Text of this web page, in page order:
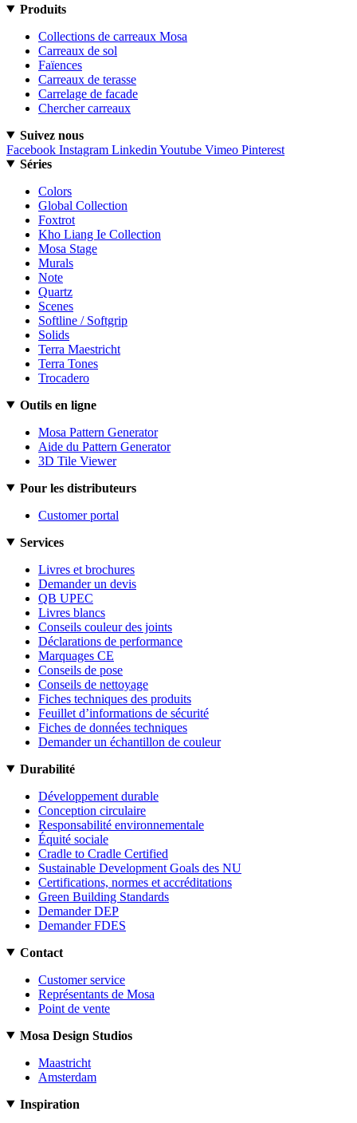
Produits
Collections de carreaux Mosa
Carreaux de sol
Faïences
Carreaux de terasse
Carrelage de facade
Chercher carreaux
Suivez nous
Facebook Instagram Linkedin Youtube Vimeo Pinterest
Séries
Colors
Global Collection
Foxtrot
Kho Liang Ie Collection
Mosa Stage
Murals
Note
Quartz
Scenes
Softline / Softgrip
Solids
Terra Maestricht
Terra Tones
Trocadero
Outils en ligne
Mosa Pattern Generator
Aide du Pattern Generator
3D Tile Viewer
Pour les distributeurs
Customer portal
Services
Livres et brochures
Demander un devis
QB UPEC
Livres blancs
Conseils couleur des joints
Déclarations de performance
Marquages CE
Conseils de pose
Conseils de nettoyage
Fiches techniques des produits
Feuillet d’informations de sécurité
Fiches de données techniques
Demander un échantillon de couleur
Durabilité
Développement durable
Conception circulaire
Responsabilité environnementale
Équité sociale
Cradle to Cradle Certified
Sustainable Development Goals des NU
Certifications, normes et accréditations
Green Building Standards
Demander DEP
Demander FDES
Contact
Customer service
Représentants de Mosa
Point de vente
Mosa Design Studios
Maastricht
Amsterdam
Inspiration